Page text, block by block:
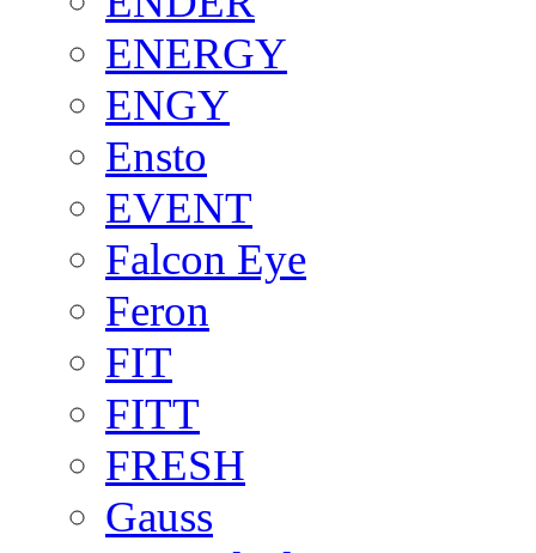
ENERGY
ENGY
Ensto
EVENT
Falcon Eye
Feron
FIT
FITT
FRESH
Gauss